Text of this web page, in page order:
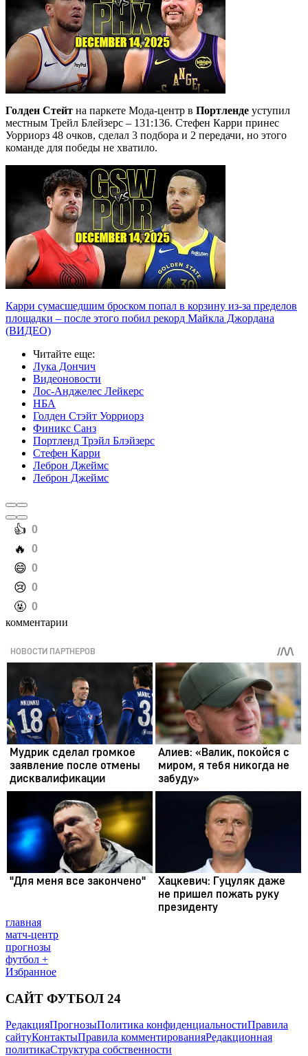
Голден Стейт на паркете Мода-центр в Портленде уступил
местным Трейл Блейзерс – 131:136. Стефен Карри принес
Уорриорз 48 очков, сделал 3 подбора и 2 передачи, но этого
команде для победы не хватило.
Карри сумасшедшим броском попал в корзину из-за пределов
площадки – после этого побил рекорд Майкла Джордана
(ВИДЕО)
Читайте еще:
Лука Дончич
Видеоновости
Лос-Анджелес Лейкерс
НБА
Голден Стэйт Уорриорз
Финикс Санз
Портленд Трэйл Блэйзерс
Стефен Карри
Леброн Джеймс
Леброн Джеймс
️👍 0
️🔥 0
️😄 0
️😢 0
️🤬 0
комментарии
главная
матч-центр
прогнозы
футбол +
Избранное
САЙТ ФУТБОЛ 24
РедакцияПрогнозыПолитика конфиденциальностиПравила
сайтуКонтактыПравила комментированияРедакционная
политикаСтруктура собственности